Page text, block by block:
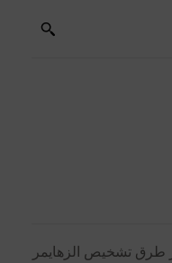
طرق تشخيص الزهايمر